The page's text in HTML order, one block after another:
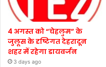
4 अगस्त को “चेहलुम” के
जुलूस के दृष्टिगत देहरादून
शहर में रहेगा डायवर्जन
3 days ago